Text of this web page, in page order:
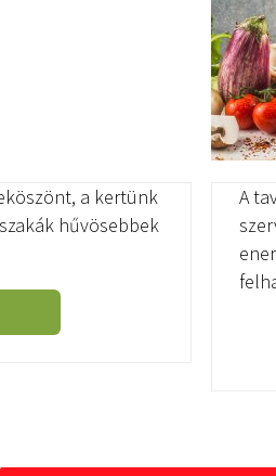
a kertünk
hűvösebbek
A